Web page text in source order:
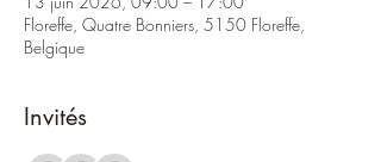
Floreffe, Quatre Bonniers, 5150 Floreffe,
Belgique
Invités